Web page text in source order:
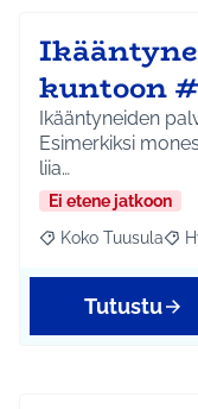
kuntoon
Ikääntyneiden
Esimerkiksi
liia…
Ei etene jatkoon
Rajaa tulokset
Koko Tuusula
Tutustu